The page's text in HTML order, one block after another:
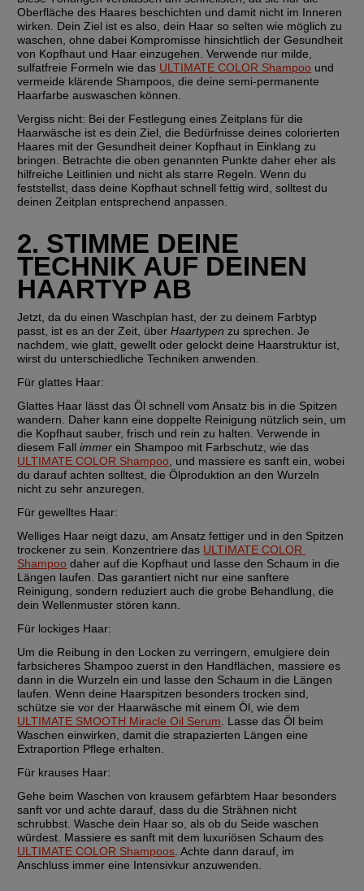
Oberfläche des Haares beschichten und damit nicht im Inneren
wirken. Dein Ziel ist es also, dein Haar so selten wie möglich zu
waschen, ohne dabei Kompromisse hinsichtlich der Gesundheit
von Kopfhaut und Haar einzugehen. Verwende nur milde,
sulfatfreie Formeln wie das ULTIMATE COLOR Shampoo und
vermeide klärende Shampoos, die deine semi-permanente
Haarfarbe auswaschen können.
Vergiss nicht: Bei der Festlegung eines Zeitplans für die
Haarwäsche ist es dein Ziel, die Bedürfnisse deines colorierten
Haares mit der Gesundheit deiner Kopfhaut in Einklang zu
bringen. Betrachte die oben genannten Punkte daher eher als
hilfreiche Leitlinien und nicht als starre Regeln. Wenn du
feststellst, dass deine Kopfhaut schnell fettig wird, solltest du
deinen Zeitplan entsprechend anpassen.
2. STIMME DEINE
TECHNIK AUF DEINEN
HAARTYP AB
Jetzt, da du einen Waschplan hast, der zu deinem Farbtyp
passt, ist es an der Zeit, über Haartypen zu sprechen. Je
nachdem, wie glatt, gewellt oder gelockt deine Haarstruktur ist,
wirst du unterschiedliche Techniken anwenden.
Für glattes Haar:
Glattes Haar lässt das Öl schnell vom Ansatz bis in die Spitzen
wandern. Daher kann eine doppelte Reinigung nützlich sein, um
die Kopfhaut sauber, frisch und rein zu halten. Verwende in
diesem Fall immer
ULTIMATE COLOR Shampoo, und massiere es sanft ein, wobei
du darauf achten solltest, die Ölproduktion an den Wurzeln
nicht zu sehr anzuregen.
Für gewelltes Haar:
Welliges Haar neigt dazu, am Ansatz fettiger und in den Spitzen
trockener zu sein. Konzentriere das ULTIMATE COLOR
Shampoo daher auf die Kopfhaut und lasse den Schaum in die
Längen laufen. Das garantiert nicht nur eine sanftere
Reinigung, sondern reduziert auch die grobe Behandlung, die
dein Wellenmuster stören kann.
Für lockiges Haar:
Um die Reibung in den Locken zu verringern, emulgiere dein
farbsicheres Shampoo zuerst in den Handflächen, massiere es
dann in die Wurzeln ein und lasse den Schaum in die Längen
laufen. Wenn deine Haarspitzen besonders trocken sind,
ULTIMATE SMOOTH Miracle Oil Serum. Lasse das Öl beim
Waschen einwirken, damit die strapazierten Längen eine
Extraportion Pflege erhalten.
Für krauses Haar:
Gehe beim Waschen von krausem gefärbtem Haar besonders
sanft vor und achte darauf, dass du die Strähnen nicht
schrubbst. Wasche dein Haar so, als ob du Seide waschen
ULTIMATE COLOR Shampoos. Achte dann darauf, im
Anschluss immer eine Intensivkur anzuwenden.